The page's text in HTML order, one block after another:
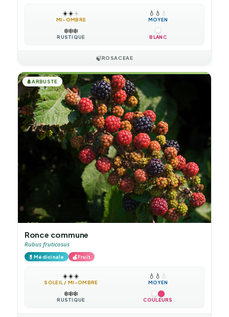
☀️☀️☀️
MI-OMBRE
💧 💧 💧
MOYEN
❄️❄️❄️
RUSTIQUE BLANC
🍃ROSACEAE
🌲ARBUSTE
Ronce commune
Rubus fruticosus
💊Médicinale 🍎Fruit
☀️☀️☀️
SOLEIL / MI-OMBRE
💧 💧 💧
MOYEN
❄️❄️❄️
RUSTIQUE COULEURS